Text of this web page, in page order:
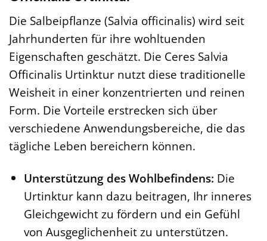
Die Salbeipflanze (Salvia officinalis) wird seit
Jahrhunderten für ihre wohltuenden
Eigenschaften geschätzt. Die Ceres Salvia
Officinalis Urtinktur nutzt diese traditionelle
Weisheit in einer konzentrierten und reinen
Form. Die Vorteile erstrecken sich über
verschiedene Anwendungsbereiche, die das
tägliche Leben bereichern können.
Unterstützung des Wohlbefindens: Die
Urtinktur kann dazu beitragen, Ihr inneres
Gleichgewicht zu fördern und ein Gefühl
von Ausgeglichenheit zu unterstützen.